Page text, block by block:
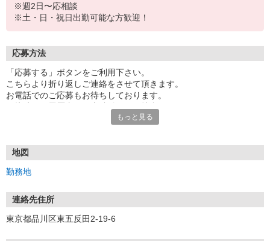
※週2日〜応相談
※土・日・祝日出勤可能な方歓迎！
応募方法
「応募する」ボタンをご利用下さい。
こちらより折り返しご連絡をさせて頂きます。
お電話でのご応募もお待ちしております。
もっと見る
地図
勤務地
連絡先住所
東京都品川区東五反田2-19-6